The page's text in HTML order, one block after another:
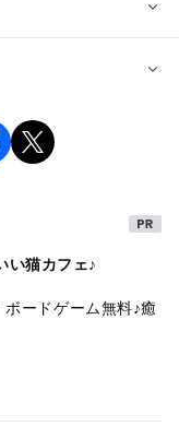
･高校生
供
い猫カフェ♪
ードゲーム無料♪癒